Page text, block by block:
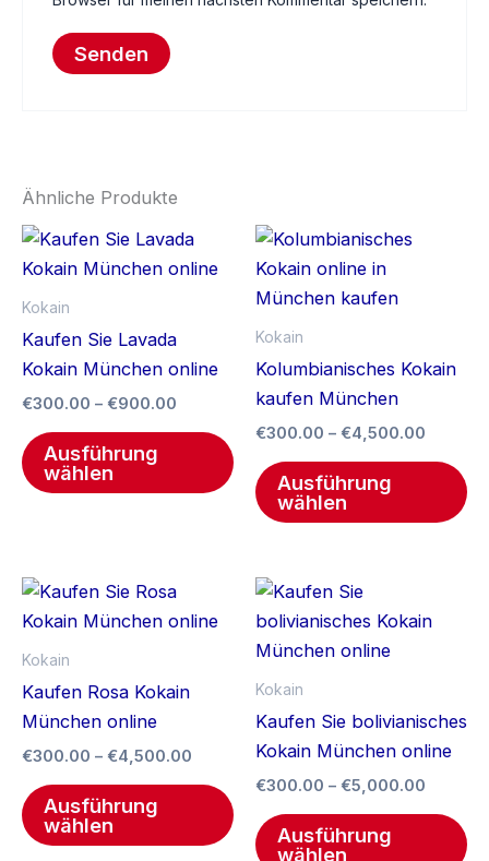
Ähnliche Produkte
Kokain
Kaufen Sie Lavada
Kokain München online
€300.00 – €900.00
Preisspanne:
bis
Ausführung
wählen
Dieses
Produkt
weist
mehrere
Optionen
können
auf
gewählt
werden
Kokain
Kolumbianisches Kokain
kaufen München
€300.00 – €4,500.00
Ausführung
wählen
Kokain
Kaufen Rosa Kokain
München online
€300.00 – €4,500.00
Preisspanne:
bis
€4,500.00
Ausführung
wählen
Dieses
Produkt
weist
mehrere
Optionen
können
auf
Kokain
Kaufen Sie bolivianisches
Kokain München online
€300.00 – €5,000.00
bis
Ausführung
wählen